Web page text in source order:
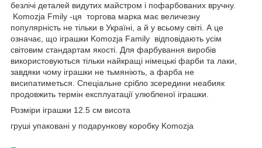
безлічі деталей видутих майстром і пофарбованих вручну.
Komozja Fmily -ця торгова марка має величезну
популярність не тільки в Україні, а й у всьому світі. А це
означає, що іграшки Komozja Family відповідають усім
світовим стандартам якості. Для фарбування виробів
використовуються тільки найкращі німецькі фарби та лаки,
завдяки чому іграшки не тьмяніють, а фарба не
висипатиметься. Спеціальне срібло зсередини неабияк
продовжить термін експлуатації улюбленої іграшки.
Розміри іграшки 12.5 см висота
груші упаковані у подарункову коробку Komozja